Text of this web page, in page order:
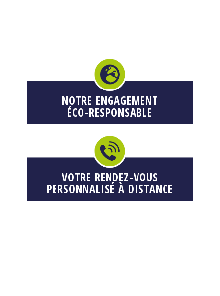
NOTRE ENGAGEMENT
ÉCO-RESPONSABLE
VOTRE RENDEZ-VOUS
PERSONNALISÉ À DISTANCE